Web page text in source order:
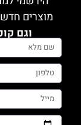
מוצרים
וגם